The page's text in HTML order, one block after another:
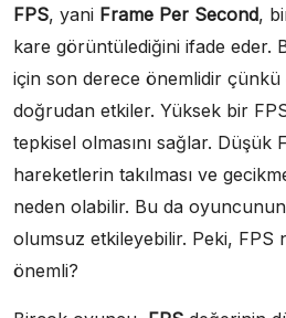
FPS, yani Frame Per Second,
kare görüntülediğini ifade eder.
için son derece önemlidir
doğrudan etkiler. Yüksek bir
tepkisel olmasını sağlar. Düşük
hareketlerin takılması ve
neden olabilir. Bu da
olumsuz etkileyebilir. Peki, FPS
önemli?